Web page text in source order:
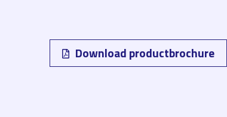
Download productbrochure